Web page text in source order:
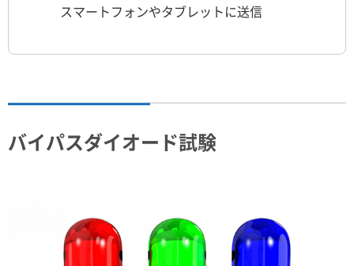
スマートフォンやタブレットに送信
バイパスダイオード試験